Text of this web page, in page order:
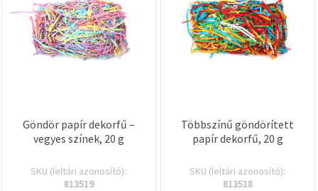
Göndör papír dekorfű –
vegyes színek, 20 g
SKU (leltári azonosító):
813519
Többszínű göndörített
papír dekorfű, 20 g
SKU (leltári azonosító):
813518